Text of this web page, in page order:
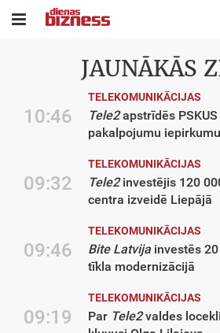

JAUNĀKĀS
10:46
TELEKOMUNIKĀCIJAS
Tele2apstrīdēs
pakalpojumu iepirkumu
09:32
TELEKOMUNIKĀCIJAS
Tele2investējis 120
centra izveidē Liepājā
09:46
TELEKOMUNIKĀCIJAS
Bite Latvijainvestēs
tīkla modernizācijā
09:19
TELEKOMUNIKĀCIJAS
Par Tele2valdes